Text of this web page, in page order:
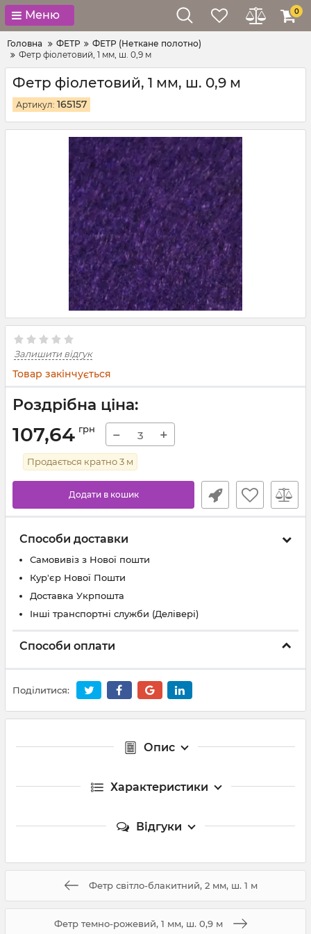
Меню 0
Головна ФЕТР
ФЕТР (Неткане полотно)
Фетр фіолетовий, 1 мм, ш. 0,9 м
Фетр фіолетовий, 1 мм, ш. 0,9 м
Артикул: 165157
Залишити відгук
Товар закінчується
Роздрібна ціна:
107,64 грн − +
Продається кратно3 м
Додати в кошик
Способи доставки
Самовивіз з Нової пошти
Кур'єр Нової Пошти
Доставка Укрпошта
Інші транспортні служби (Делівері)
Способи оплати
Поділитися:
Опис
Характеристики
Відгуки
Фетр світло-блакитний, 2 мм, ш. 1 м
Фетр темно-рожевий, 1 мм, ш. 0,9 м